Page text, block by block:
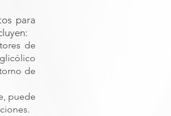
para
de
de
puede